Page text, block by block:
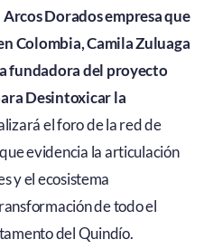
Dorados empresa que
Colombia, Camila Zuluaga
fundadora del proyecto
Desintoxicar la
el foro de la red de
evidencia la articulación
y el ecosistema
de todo el
del Quindío.